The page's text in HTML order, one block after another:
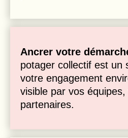
Ancrer votre
potager collectif est un
votre engagement
visible par vos
partenaires.